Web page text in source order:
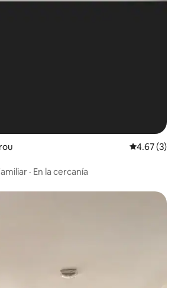
Calificación
4.67 (3)
· En la cercanía